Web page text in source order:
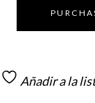
Añadir a la